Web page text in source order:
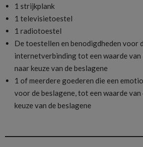
1 strijkplank
1 televisietoestel
1 radiotoestel
De toestellen en benodigdheden voor
internetverbinding tot een waarde
naar keuze van de beslagene
1 of meerdere goederen die een
voor de beslagene, tot een waarde
keuze van de beslagene